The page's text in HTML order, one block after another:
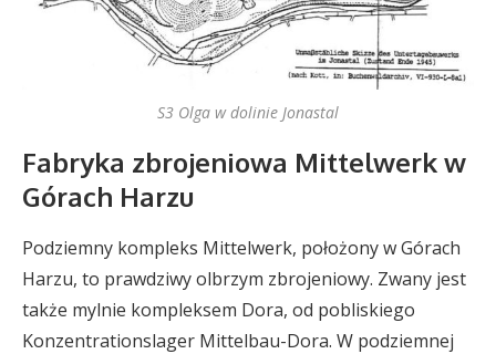
S3 Olga w dolinie Jonastal
Fabryka zbrojeniowa Mittelwerk w
Górach Harzu
Podziemny kompleks Mittelwerk, położony w Górach
Harzu, to prawdziwy olbrzym zbrojeniowy. Zwany jest
także mylnie kompleksem Dora, od pobliskiego
Konzentrationslager Mittelbau-Dora. W podziemnej